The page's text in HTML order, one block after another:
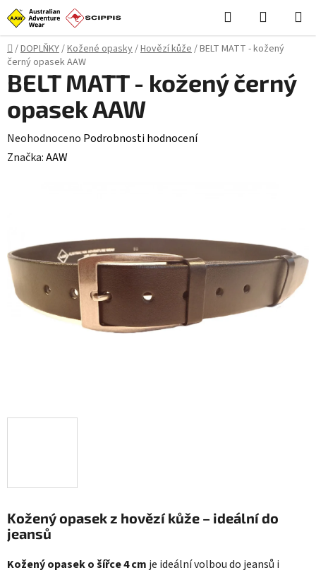
Přejít
na
obsah
Hledat
KOŠÍK
Domů
/DOPLŇKY/Kožené opasky/Hovězí kůže/BELT MATT - kožený
černý opasek AAW
Kožený opasek z hovězí kůže – ideální do
jeansů
Kožený opasek o šířce 4 cm je ideální volbou do jeansů i
BELT MATT - kožený černý
opasek AAW
Průměrné
hodnocení
5
hvězdiček.
Neohodnoceno Podrobnosti hodnocení
Značka:AAW